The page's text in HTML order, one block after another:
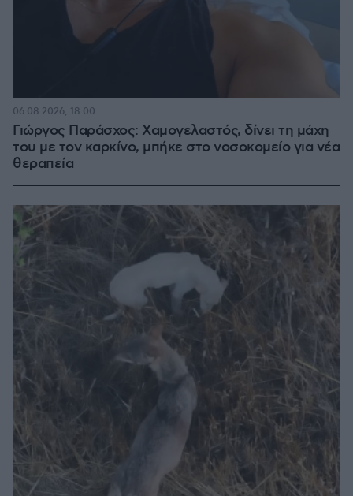
Γιώργος Παράσχος: Χαμογελαστός, δίνει τη μάχη
του με τον καρκίνο, μπήκε στο νοσοκομείο για νέα
θεραπεία
06.08.2026, 18:00